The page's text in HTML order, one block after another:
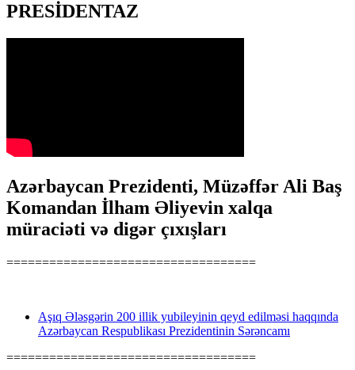
PRESİDENTAZ
Azərbaycan Prezidenti, Müzəffər Ali Baş
Komandan İlham Əliyevin xalqa
müraciəti və digər çıxışları
===================================
Aşıq Ələsgərin 200 illik yubileyinin qeyd edilməsi haqqında
Azərbaycan Respublikası Prezidentinin Sərəncamı
===================================